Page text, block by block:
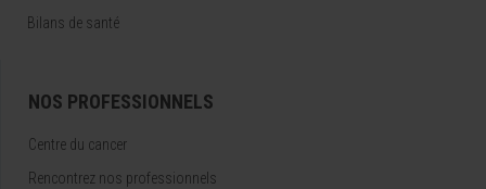
Bilans de santé
NOS PROFESSIONNELS
Centre du cancer
Rencontrez nos professionnels